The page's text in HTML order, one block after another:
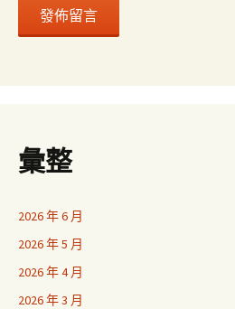
彙整
2026 年 6 月
2026 年 5 月
2026 年 4 月
2026 年 3 月